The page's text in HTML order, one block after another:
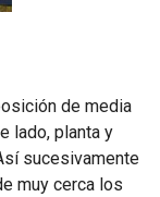
de media
lado, planta y
sucesivamente
muy cerca los